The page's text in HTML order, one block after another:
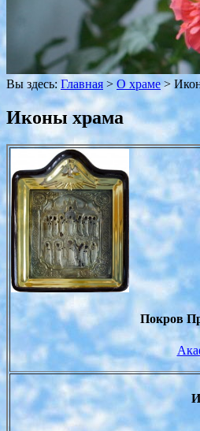
Вы здесь: Главная > О храме >
Иконы храма
Покров